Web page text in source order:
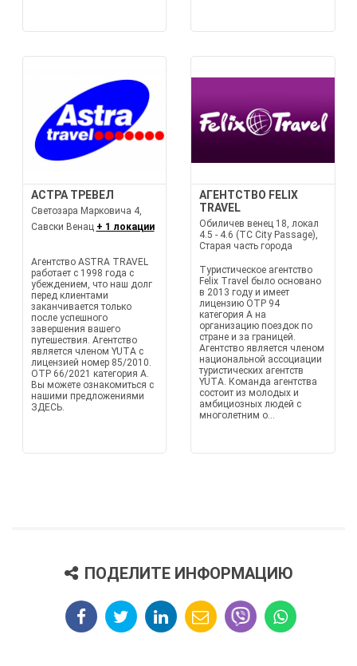
АСТРА ТРЕВЕЛ
Светозара Марковича 4,
Савски Венац + 1 локации
Агентство ASTRA TRAVEL
работает с 1998 года с
убеждением, что наш долг
перед клиентами
заканчивается только
после успешного
завершения вашего
путешествия. Агентство
является членом YUTA с
лицензией номер 85/2010.
OTP 66/2021 категория A.
Вы можете ознакомиться с
нашими предложениями
ЗДЕСЬ.
АГЕНТСТВО FELIX
TRAVEL
Обиличев венец 18, локал
4.5 - 4.6 (TC City Passage),
Старая часть города
Туристическое агентство
Felix Travel было основано
в 2013 году и имеет
лицензию OTP 94
категория A на
организацию поездок по
стране и за границей.
Агентство является членом
национальной ассоциации
туристических агентств
YUTA. Команда агентства
состоит из молодых и
амбициозных людей с
многолетним о...
ПОДЕЛИТЕ ИНФОРМАЦИЮ